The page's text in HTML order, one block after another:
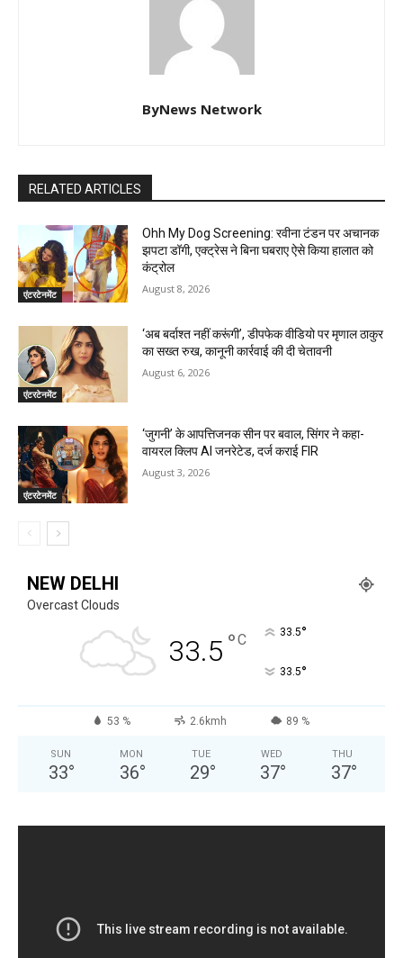
ByNews Network
RELATED ARTICLES
एंटरटेनमेंट
Ohh My Dog Screening: रवीना टंडन पर अचानक
झपटा डॉगी, एक्ट्रेस ने बिना घबराए ऐसे किया हालात को
कंट्रोल
August 8, 2026
एंटरटेनमेंट
‘अब बर्दाश्त नहीं करूंगी’, डीपफेक वीडियो पर मृणाल ठाकुर
का सख्त रुख, कानूनी कार्रवाई की दी चेतावनी
August 6, 2026
एंटरटेनमेंट
‘जुगनी’ के आपत्तिजनक सीन पर बवाल, सिंगर ने कहा-
वायरल क्लिप AI जनरेटेड, दर्ज कराई FIR
August 3, 2026
NEW DELHI
Overcast Clouds
33.5 °C 33.5°
33.5°
53 % 2.6kmh 89 %
SUN
33°
MON
36°
TUE
29°
WED
37°
THU
37°